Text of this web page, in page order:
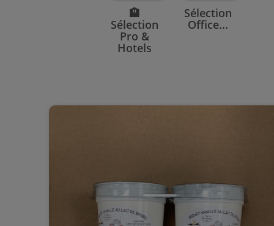
🏨
Sélection
Pro &
Hotels
Sélection
Office...